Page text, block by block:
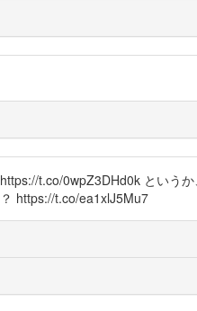
t.co/0wpZ3DHd0k という
https://t.co/ea1xlJ5Mu7